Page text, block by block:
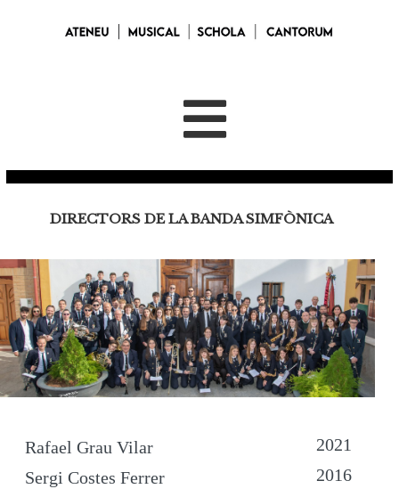
DIRECTORS DE LA BANDA SIMFÒNICA
Rafael Grau Vilar
Sergi Costes Ferrer
2021
2016